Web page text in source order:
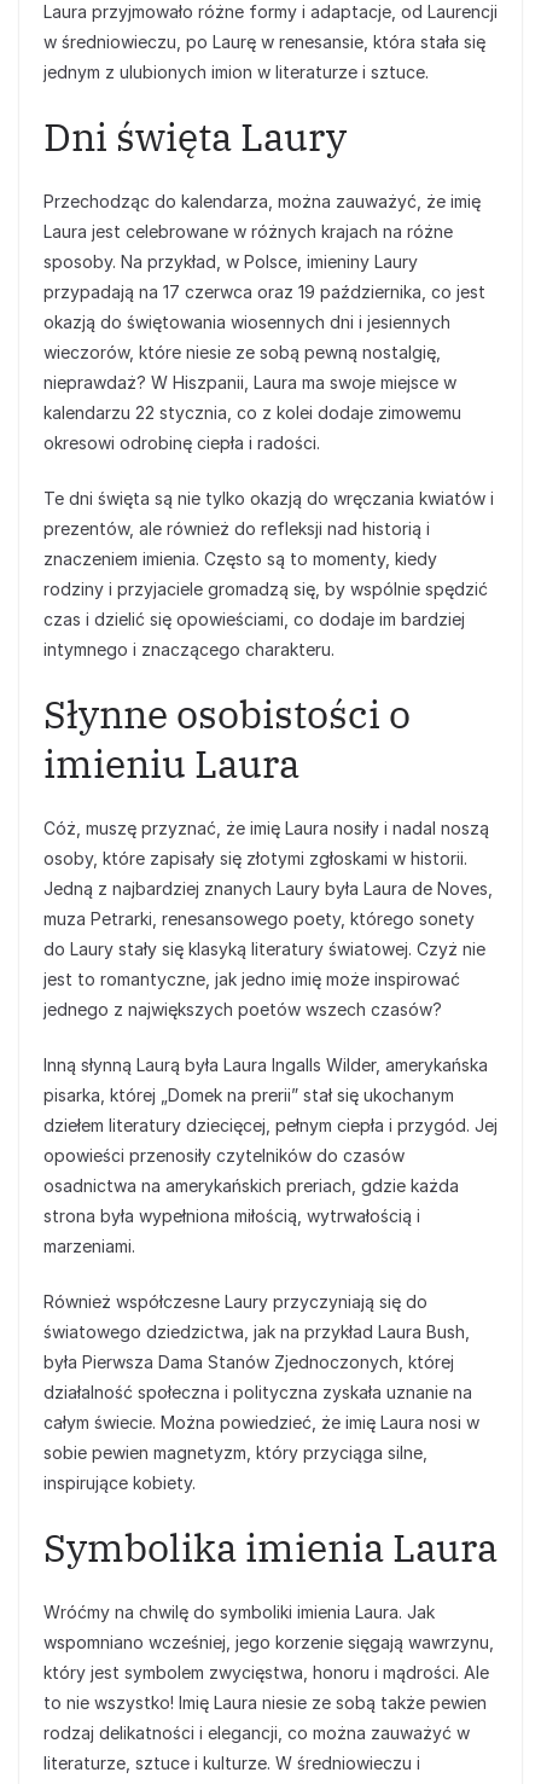
Laura przyjmowało różne formy i adaptacje, od Laurencji
w średniowieczu, po Laurę w renesansie, która stała się
jednym z ulubionych imion w literaturze i sztuce.
Dni święta Laury
Przechodząc do kalendarza, można zauważyć, że imię
Laura jest celebrowane w różnych krajach na różne
sposoby. Na przykład, w Polsce, imieniny Laury
przypadają na 17 czerwca oraz 19 października, co jest
okazją do świętowania wiosennych dni i jesiennych
wieczorów, które niesie ze sobą pewną nostalgię,
nieprawdaż? W Hiszpanii, Laura ma swoje miejsce w
kalendarzu 22 stycznia, co z kolei dodaje zimowemu
okresowi odrobinę ciepła i radości.
Te dni święta są nie tylko okazją do wręczania kwiatów i
prezentów, ale również do refleksji nad historią i
znaczeniem imienia. Często są to momenty, kiedy
rodziny i przyjaciele gromadzą się, by wspólnie spędzić
czas i dzielić się opowieściami, co dodaje im bardziej
intymnego i znaczącego charakteru.
Słynne osobistości o
imieniu Laura
Cóż, muszę przyznać, że imię Laura nosiły i nadal noszą
osoby, które zapisały się złotymi zgłoskami w historii.
Jedną z najbardziej znanych Laury była Laura de Noves,
muza Petrarki, renesansowego poety, którego sonety
do Laury stały się klasyką literatury światowej. Czyż nie
jest to romantyczne, jak jedno imię może inspirować
jednego z największych poetów wszech czasów?
Inną słynną Laurą była Laura Ingalls Wilder, amerykańska
pisarka, której „Domek na prerii” stał się ukochanym
dziełem literatury dziecięcej, pełnym ciepła i przygód. Jej
opowieści przenosiły czytelników do czasów
osadnictwa na amerykańskich preriach, gdzie każda
strona była wypełniona miłością, wytrwałością i
marzeniami.
Również współczesne Laury przyczyniają się do
światowego dziedzictwa, jak na przykład Laura Bush,
była Pierwsza Dama Stanów Zjednoczonych, której
działalność społeczna i polityczna zyskała uznanie na
całym świecie. Można powiedzieć, że imię Laura nosi w
sobie pewien magnetyzm, który przyciąga silne,
inspirujące kobiety.
Symbolika imienia Laura
Wróćmy na chwilę do symboliki imienia Laura. Jak
wspomniano wcześniej, jego korzenie sięgają wawrzynu,
który jest symbolem zwycięstwa, honoru i mądrości. Ale
to nie wszystko! Imię Laura niesie ze sobą także pewien
rodzaj delikatności i elegancji, co można zauważyć w
literaturze, sztuce i kulturze. W średniowieczu i